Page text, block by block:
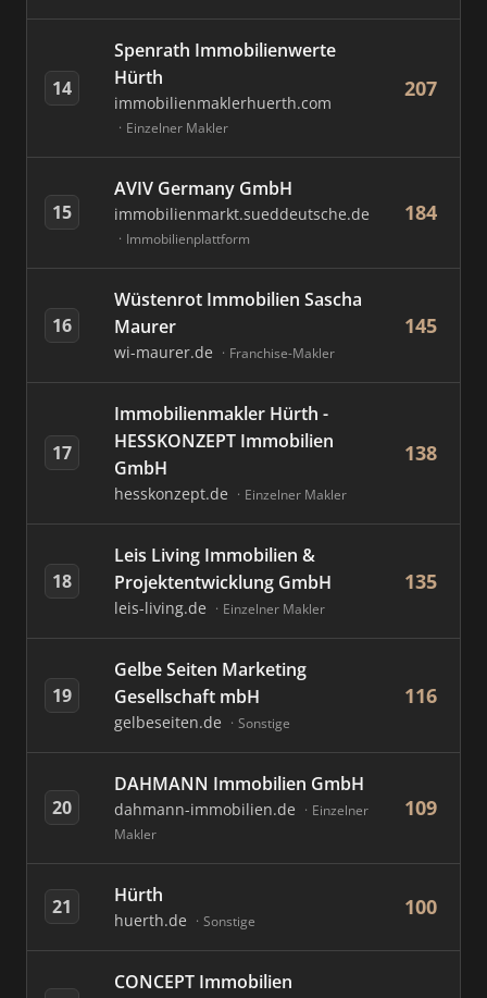
14
Spenrath Immobilienwerte
Hürth
immobilienmaklerhuerth.com
Einzelner Makler
207
15
AVIV Germany GmbH
immobilienmarkt.sueddeutsche.de
Immobilienplattform
184
16
Wüstenrot Immobilien Sascha
Maurer
wi-maurer.de Franchise-Makler
145
17
Immobilienmakler Hürth -
HESSKONZEPT Immobilien
GmbH
hesskonzept.de Einzelner Makler
138
18
Leis Living Immobilien &
Projektentwicklung GmbH
leis-living.de Einzelner Makler
135
19
Gelbe Seiten Marketing
Gesellschaft mbH
gelbeseiten.de Sonstige
116
20
DAHMANN Immobilien GmbH
dahmann-immobilien.de
Einzelner
Makler
109
21 Hürth
huerth.de Sonstige
100
CONCEPT Immobilien